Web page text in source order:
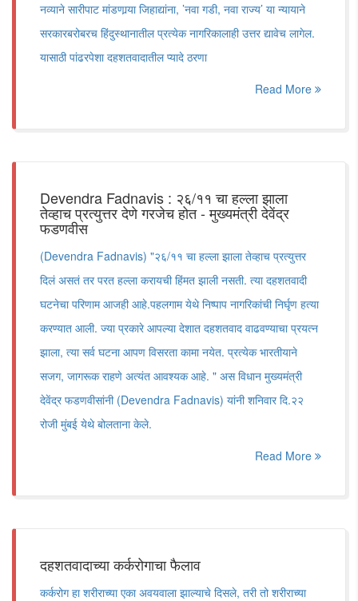
नव्याने सारीपाट मांडणार्‍या जिहाद्यांना, ’नवा गडी, नवा राज्य’ या न्यायाने
सरकारबरोबरच हिंदुस्थानातील प्रत्येक नागरिकालाही उत्तर द्यावेच लागेल.
यासाठी पांढरपेशा दहशतवादातील प्यादे ठरणा
Read More
Devendra Fadnavis : २६/११ चा हल्ला झाला
तेव्हाच प्रत्युत्तर देणे गरजेच होत - मुख्यमंत्री देवेंद्र
फडणवीस
(Devendra Fadnavis) "२६/११ चा हल्ला झाला तेव्हाच प्रत्युत्तर
दिलं असतं तर परत हल्ला करायची हिंमत झाली नसती. त्या दहशतवादी
घटनेचा परिणाम आजही आहे.पहलगाम येथे निष्पाप नागरिकांची निर्घृण हत्या
करण्यात आली. ज्या प्रकारे आपल्या देशात दहशतवाद वाढवण्याचा प्रयत्न
झाला, त्या सर्व घटना आपण विसरता कामा नयेत. प्रत्येक भारतीयाने
सजग, जागरूक राहणे अत्यंत आवश्यक आहे. " अस विधान मुख्यमंत्री
देवेंद्र फडणवीसांनी (Devendra Fadnavis) यांनी शनिवार दि.२२
रोजी मुंबई येथे बोलताना केले.
Read More
दहशतवादाच्या कर्करोगाचा फैलाव
कर्करोग हा शरीराच्या एका अवयवाला झाल्याचे दिसले, तरी तो शरीराच्या